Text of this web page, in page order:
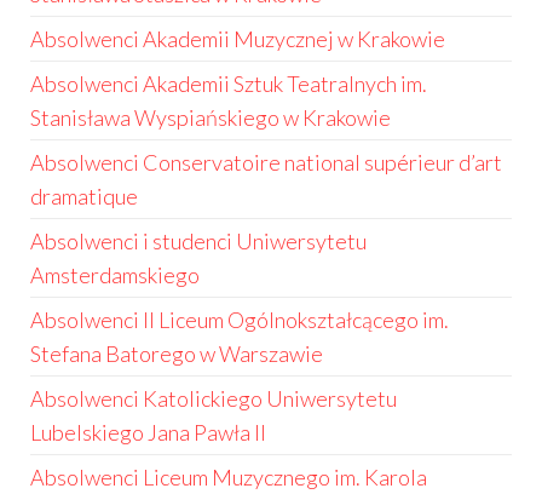
Absolwenci Akademii Muzycznej w Krakowie
Absolwenci Akademii Sztuk Teatralnych im.
Stanisława Wyspiańskiego w Krakowie
Absolwenci Conservatoire national supérieur d’art
dramatique
Absolwenci i studenci Uniwersytetu
Amsterdamskiego
Absolwenci II Liceum Ogólnokształcącego im.
Stefana Batorego w Warszawie
Absolwenci Katolickiego Uniwersytetu
Lubelskiego Jana Pawła II
Absolwenci Liceum Muzycznego im. Karola